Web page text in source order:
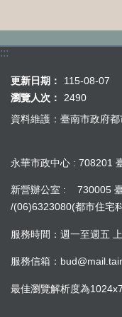
:::
更新日期：
115-08-07
瀏覽人次：
2490
資料維護：臺南市政府
永華市政中心 : 708201
新營辦公室 : 730005
/(06)6323080(都市住宅
服務時間：週一至週五
服務信箱：
最佳瀏覽解析度為